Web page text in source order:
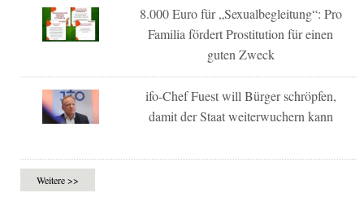
8.000 Euro für „Sexualbegleitung“: Pro
Familia fördert Prostitution für einen
guten Zweck
ifo-Chef Fuest will Bürger schröpfen,
damit der Staat weiterwuchern kann
Weitere >>